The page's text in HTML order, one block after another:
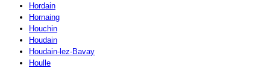
Hordain
Hornaing
Houchin
Houdain
Houdain-lez-Bavay
Houlle